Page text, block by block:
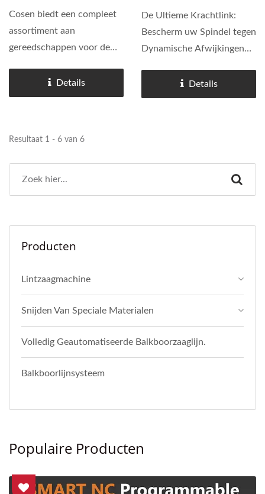
Cosen biedt een compleet
assortiment aan
gereedschappen voor de
boren, frezen, tappen,
inschrijven en afschuinen.
Details
De Ultieme Krachtlink:
Bescherm uw Spindel tegen
Dynamische Afwijkingen
constructie van staal is de
gereedschaphouder niet
Details
Resultaat 1 - 6 van 6
Producten
Lintzaagmachine
Snijden Van Speciale Materialen
Volledig Geautomatiseerde Balkboorzaaglijn.
Balkboorlijnsysteem
Populaire Producten